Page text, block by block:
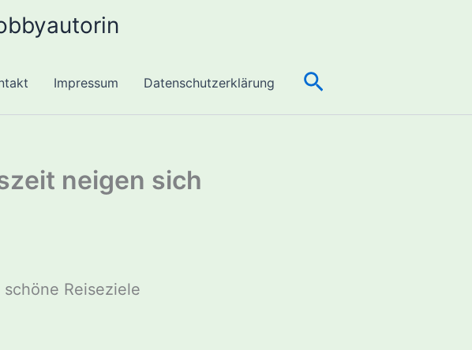
Impressum Datenschutzerklärung Suchen
neigen sich
Reiseziele